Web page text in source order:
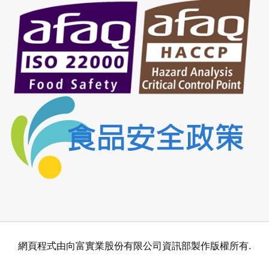
網頁程式由向富實業股份有限公司資訊部製作版權所有.